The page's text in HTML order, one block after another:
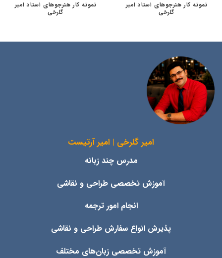
نمونه کار هنرجوهای استاد امیر
گلرخی
نمونه کار هنرجوهای استاد امیر
گلرخی
امیر گلرخی | امیر آرتیست
مدرس چند زبانه
آموزش تخصصی طراحی و نقاشی
انجام امور ترجمه
پذیرش انواع سفارش طراحی و نقاشی
آموزش تخصصی زبان‌های مختلف